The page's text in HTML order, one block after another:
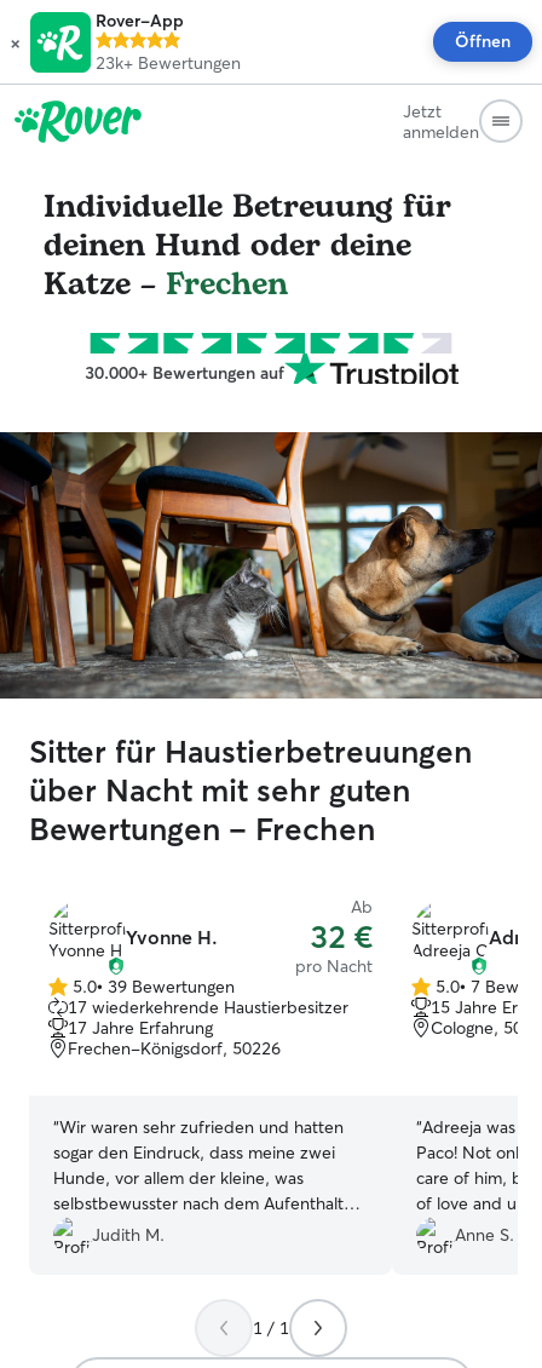
×
Rover-App
23k+ Bewertungen
Öffnen
Jetzt
anmelden
Individuelle Betreuung für
deinen Hund oder deine
Katze – Frechen
30.000+ Bewertungen auf
Sitter für Haustierbetreuungen
über Nacht mit sehr guten
Bewertungen – Frechen
Yvonne H.
Ab
32 €
pro Nacht
5.0
von
5
Sternen
5.0• 39 Bewertungen
17 wiederkehrende Haustierbesitzer
17 Jahre Erfahrung
Frechen-Königsdorf, 50226
“Wir waren sehr zufrieden und hatten
sogar den Eindruck, dass meine zwei
Hunde, vor allem der kleine, was
selbstbewusster nach dem Aufenthalt
war. Also immer wieder gerne.
Judith M.
5.0
von
5
5.0• 7
15 Jahre
Cologne,
“Adreeja was
Paco! Not only
care of him,
of love and
sometimes
very
able to feel at
Anne S.
1 / 1